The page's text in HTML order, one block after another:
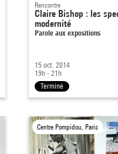
Rencontre
Claire Bishop : les
modernité
Parole aux expositions
15 oct. 2014
19h - 21h
Terminé
Centre Pompidou, Paris